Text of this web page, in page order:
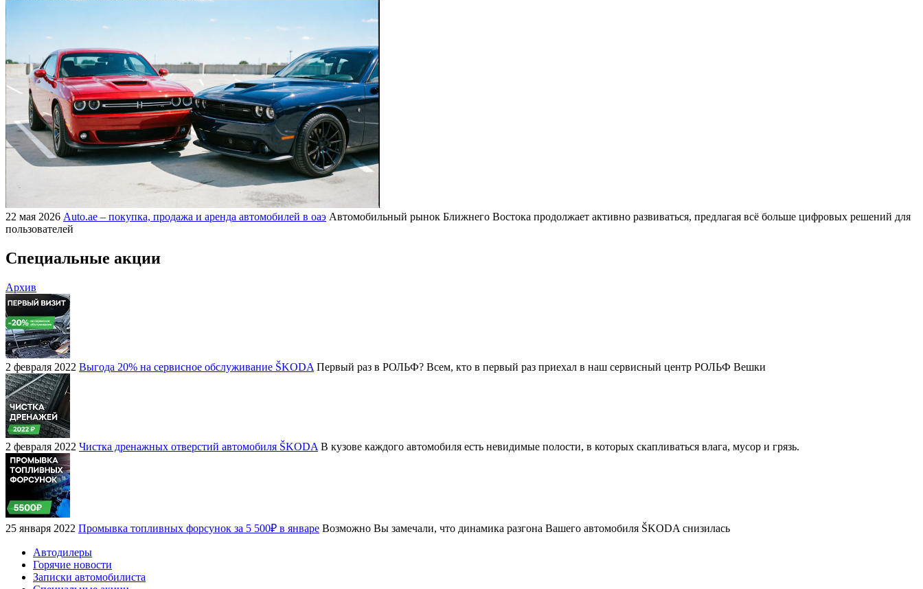
22 мая 2026 Auto.ae – покупка, продажа и аренда автомобилей в оаэ Автомобильный рынок Ближнего Востока продолжает активно развиваться, предлагая всё больше цифровых решений для
пользователей
Специальные акции
Архив
2 февраля 2022 Выгода 20% на сервисное обслуживание ŠKODA Первый раз в РОЛЬФ? Всем, кто в первый раз приехал в наш сервисный центр РОЛЬФ Вешки
2 февраля 2022 Чистка дренажных отверстий автомобиля ŠKODA В кузове каждого автомобиля есть невидимые полости, в которых скапливаться влага, мусор и грязь.
25 января 2022 Промывка топливных форсунок за 5 500₽ в январе Возможно Вы замечали, что динамика разгона Вашего автомобиля ŠKODA снизилась
Автодилеры
Горячие новости
Записки автомобилиста